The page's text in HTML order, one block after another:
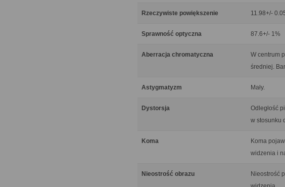
Rzeczywiste powiększenie 11.98+/-
Sprawność optyczna 87.6+/- 1%
Aberracja chromatyczna
W centrum
średniej.
Astygmatyzm Mały.
Dystorsja
Odległość
w stosunku
Koma
Koma
widzenia i
Nieostrość obrazu
Nieostrość